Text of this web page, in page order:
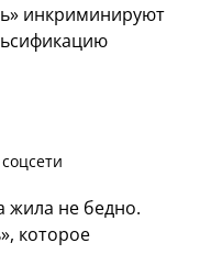
инкриминируют
жила не бедно.
которое